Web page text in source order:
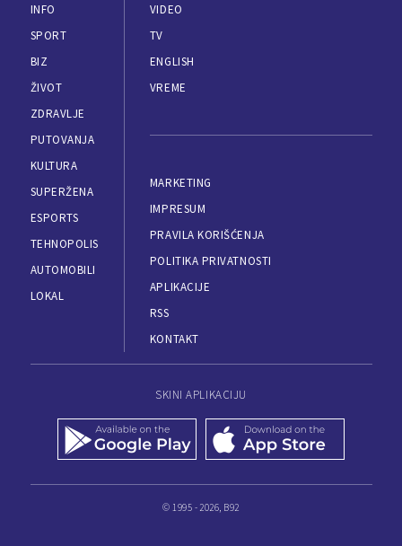
INFO
SPORT
BIZ
ŽIVOT
ZDRAVLJE
PUTOVANJA
KULTURA
SUPERŽENA
ESPORTS
TEHNOPOLIS
AUTOMOBILI
LOKAL
VIDEO
TV
ENGLISH
VREME
MARKETING
IMPRESUM
PRAVILA KORIŠĆENJA
POLITIKA PRIVATNOSTI
APLIKACIJE
RSS
KONTAKT
SKINI APLIKACIJU
© 1995 - 2026, B92